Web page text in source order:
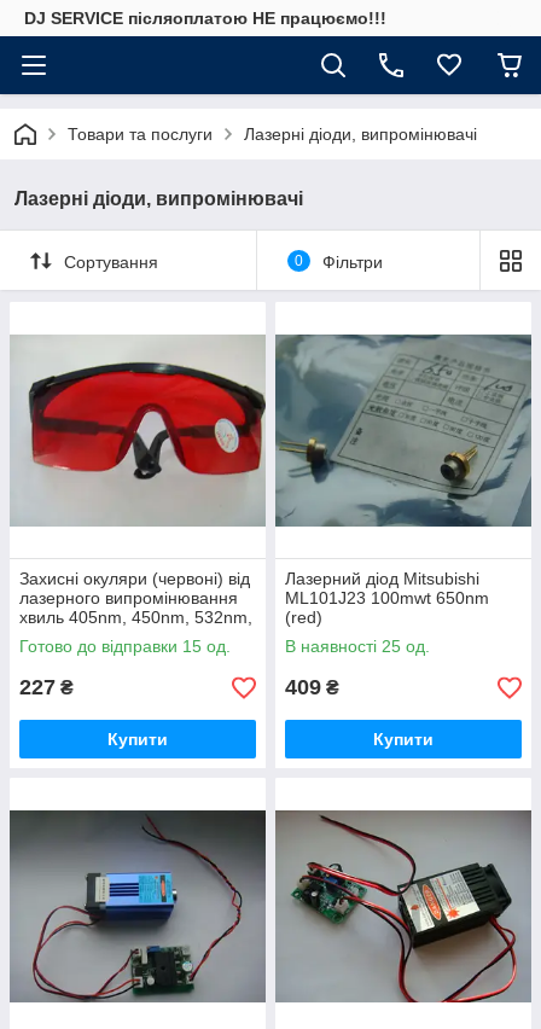
DJ SERVICE пiсляоплатою НЕ працюємо!!!
Товари та послуги Лазерні діоди, випромінювачі
Лазерні діоди, випромінювачі
Сортування 0 Фільтри
Захисні окуляри (червоні) від
лазерного випромінювання
хвиль 405nm, 450nm, 532nm,
1064nm
Готово до відправки 15 од.
227 ₴
Купити
Лазерний діод Mitsubishi
ML101J23 100mwt 650nm
(red)
В наявності 25 од.
409 ₴
Купити